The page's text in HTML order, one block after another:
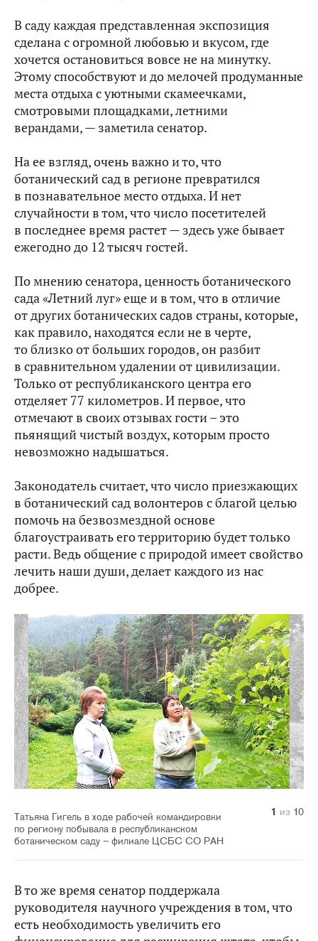
В саду каждая представленная экспозиция
сделана с огромной любовью и вкусом, где
хочется остановиться вовсе не на минутку.
Этому способствуют и до мелочей продуманные
места отдыха с уютными скамеечками,
смотровыми площадками, летними
верандами, — заметила сенатор.
На ее взгляд, очень важно и то, что
ботанический сад в регионе превратился
в познавательное место отдыха. И нет
случайности в том, что число посетителей
в последнее время растет — здесь уже бывает
ежегодно до 12 тысяч гостей.
По мнению сенатора, ценность ботанического
сада «Летний луг» еще и в том, что в отличие
от других ботанических садов страны, которые,
как правило, находятся если не в черте,
то близко от больших городов, он разбит
в сравнительном удалении от цивилизации.
Только от республиканского центра его
отделяет 77 километров. И первое, что
отмечают в своих отзывах гости – это
пьянящий чистый воздух, которым просто
невозможно надышаться.
Законодатель считает, что число приезжающих
в ботанический сад волонтеров с благой целью
помочь на безвозмездной основе
благоустраивать его территорию будет только
расти. Ведь общение с природой имеет свойство
лечить наши души, делает каждого из нас
добрее.
Татьяна Гигель в ходе рабочей командировки
по региону побывала в республиканском
ботаническом саду – филиале ЦСБС СО РАН
1 из 10
2 из 10
3 из 10
4 из 10
5 из 10
6 из 10
7 из 10
8 из 10
9 из 10
10 из 10
В то же время сенатор поддержала
руководителя научного учреждения в том, что
есть необходимость увеличить его